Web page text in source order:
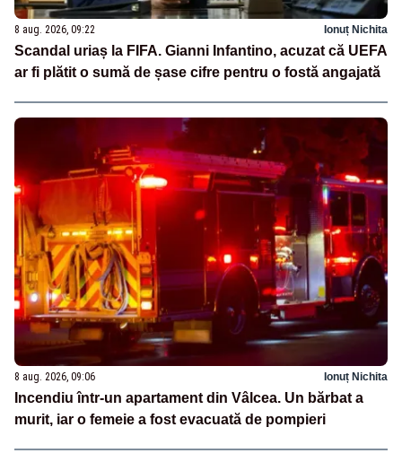
8 aug. 2026, 09:22 Ionuț Nichita
Scandal uriaș la FIFA. Gianni Infantino, acuzat că UEFA
ar fi plătit o sumă de șase cifre pentru o fostă angajată
8 aug. 2026, 09:06 Ionuț Nichita
Incendiu într-un apartament din Vâlcea. Un bărbat a
murit, iar o femeie a fost evacuată de pompieri